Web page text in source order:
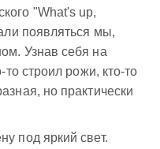
"What's up,
появляться мы,
Узнав себя на
то строил рожи, кто-то
но практически
под яркий свет.